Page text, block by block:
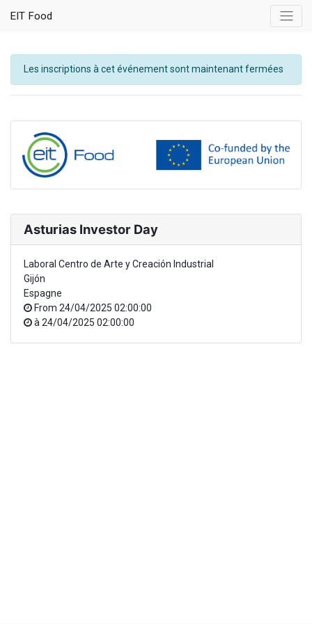
EIT Food
Les inscriptions à cet événement sont maintenant fermées
Asturias Investor Day
Laboral Centro de Arte y Creación Industrial
Gijón
Espagne
From 24/04/2025 02:00:00
à24/04/2025 02:00:00